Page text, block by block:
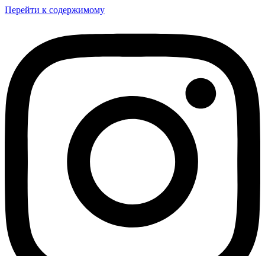
Перейти к содержимому